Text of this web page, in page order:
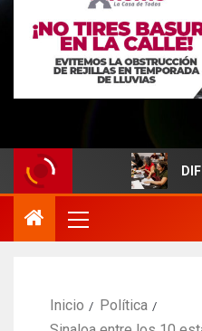
DIF Sinaloa
Inicio
Política